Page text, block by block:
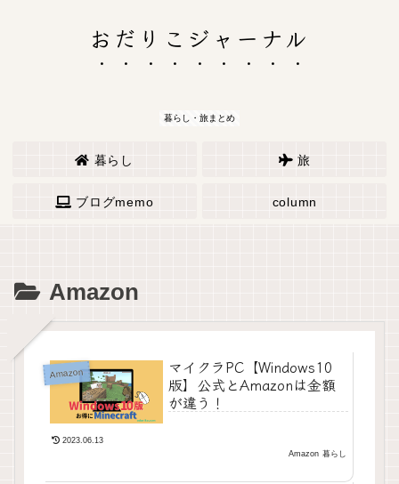
おだりこジャーナル
暮らし・旅まとめ
暮らし 旅
ブログmemo column
Amazon
Amazon
マイクラPC【Windows10
版】公式とAmazonは金額
が違う！
2023.06.13
Amazon 暮らし